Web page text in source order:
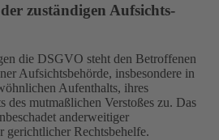
zuständigen Aufsichts­
die DSGVO steht den Betroffenen
Aufsichtsbehörde, insbesondere in
Aufenthalts, ihres
des mutmaßlichen Verstoßes zu. Das
anderweitiger
gerichtlicher Rechtsbehelfe.